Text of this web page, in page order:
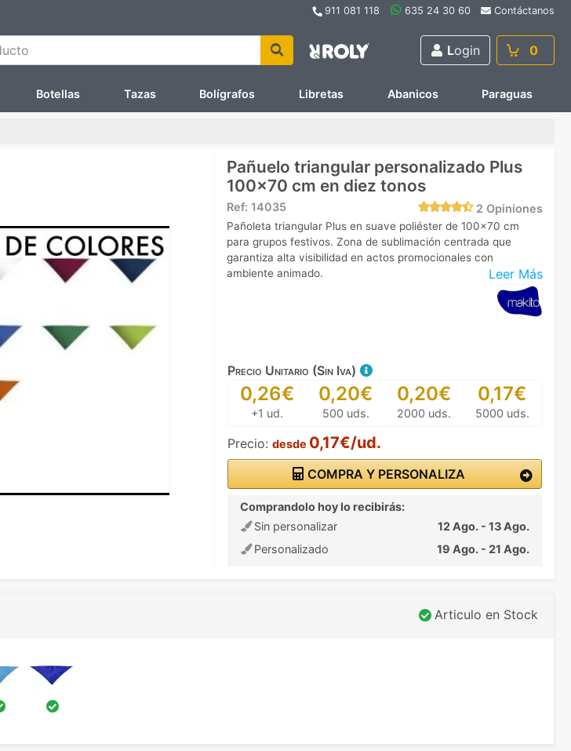
911 081 118 635 24 30 60 Contáctanos
Login 0
Botellas Tazas Bolígrafos Libretas Abanicos Paraguas
Pañuelo triangular personalizado Plus
100x70 cm en diez tonos
Ref: 14035 2 Opiniones
Leer Más
Pañoleta triangular Plus en suave poliéster de 100x70 cm
para grupos festivos. Zona de sublimación centrada que
garantiza alta visibilidad en actos promocionales con
ambiente animado.
Precio Unitario (Sin Iva)
0,26€
+1 ud.
0,20€
500 uds.
0,20€
2000 uds.
0,17€
5000 uds.
Precio: desde 0,17€/ud.
COMPRA Y PERSONALIZA
Comprandolo hoy lo recibirás:
Sin personalizar
12 Ago. - 13 Ago.
Personalizado
19 Ago. - 21 Ago.
Articulo en Stock